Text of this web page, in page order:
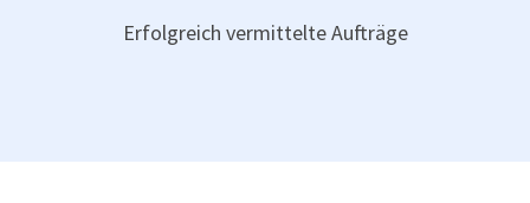
Erfolgreich vermittelte Aufträge